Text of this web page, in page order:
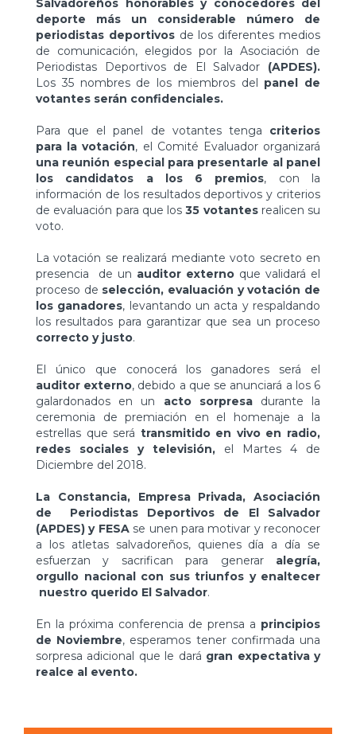
Salvadoreños honorables y conocedores del
deporte más un considerable número de
periodistas deportivos de los diferentes medios
de comunicación, elegidos por la Asociación de
Periodistas Deportivos de El Salvador (APDES).
Los 35 nombres de los miembros del panel de
votantes serán confidenciales.
Para que el panel de votantes tenga criterios
para la votación, el Comité Evaluador organizará
una reunión especial para presentarle al panel
los candidatos a los 6 premios, con la
información de los resultados deportivos y criterios
de evaluación para que los35 votantesrealicen su
voto.
La votación se realizará mediante voto secreto en
presencia de un auditor externo que validará el
proceso de selección, evaluación y votación de
los ganadores, levantando un acta y respaldando
los resultados para garantizar que sea un proceso
correcto y justo.
El único que conocerá los ganadores será el
auditor externo, debido a que se anunciará a los 6
galardonados en un acto sorpresadurante la
ceremonia de premiación en el homenaje a la
estrellas que será transmitido en vivo en radio,
redes sociales y televisión, el Martes 4 de
Diciembre del 2018.
La Constancia, Empresa Privada, Asociación
de Periodistas Deportivos de El Salvador
(APDES) y FESA se unen para motivar y reconocer
a los atletas salvadoreños, quienes día a día se
esfuerzan y sacrifican para generar alegría,
orgullo nacional con sus triunfos y enaltecer
nuestro querido El Salvador.
En la próxima conferencia de prensa a principios
de Noviembre, esperamos tener confirmada una
sorpresa adicional que le dará gran expectativa y
realce al evento.